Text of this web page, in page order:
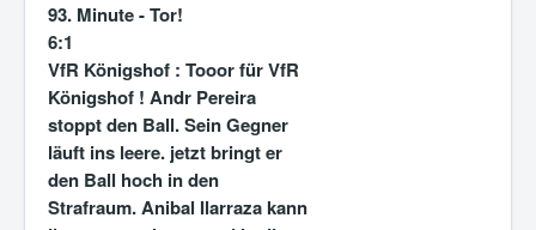
93. Minute - Tor!
6:1
VfR Königshof : Tooor für VfR
Königshof ! Andr Pereira
stoppt den Ball. Sein Gegner
läuft ins leere. jetzt bringt er
den Ball hoch in den
Strafraum. Anibal Ilarraza kann